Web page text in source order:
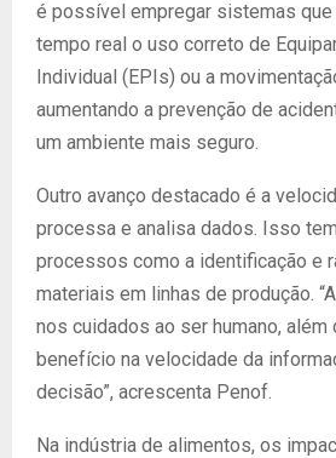
é possível empregar sistemas que
tempo real o uso correto de
Individual (EPIs) ou a
aumentando a prevenção de
um ambiente mais seguro.
Outro avanço destacado é a
processa e analisa dados. Isso
processos como a identificação e
materiais em linhas de produção.
nos cuidados ao ser humano, além
benefício na velocidade da
decisão”, acrescenta Penof.
Na indústria de alimentos, os